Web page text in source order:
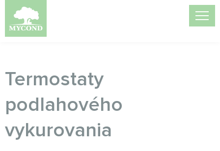
Termostaty
podlahového
vykurovania